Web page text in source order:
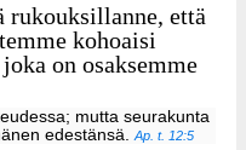
rukouksillanne, että
kohoaisi
on osaksemme
mutta seurakunta
edestänsä.Ap. t. 12:5